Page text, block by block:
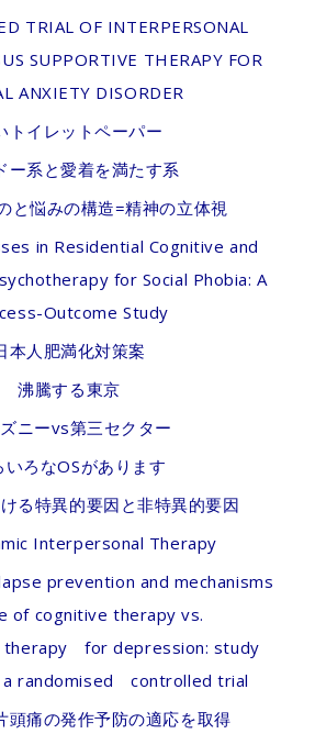
TRIAL OF INTERPERSONAL
SUPPORTIVE THERAPY FOR
ANXIETY DISORDER
トイレットペーパー
ー系と愛着を満たす系
と悩みの構造=精神の立体視
in Residential Cognitive and
for Social Phobia: A
Outcome Study
本人肥満化対策案
沸騰する東京
ニーvs第三セクター
いろなOSがあります
る特異的要因と非特異的要因
Interpersonal Therapy
prevention and mechanisms
of cognitive therapy vs.
for depression: study
randomised controlled trial
頭痛の発作予防の適応を取得